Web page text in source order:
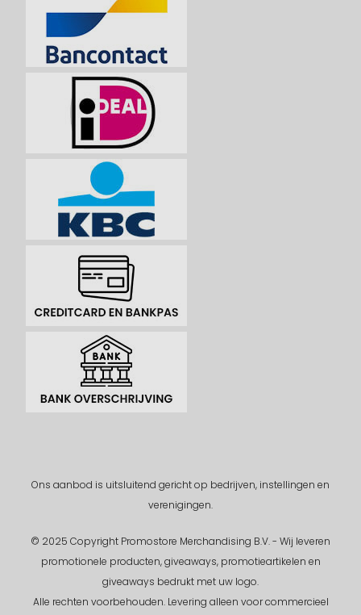
Ons aanbod is uitsluitend gericht op bedrijven, instellingen en
verenigingen.
© 2025 Copyright Promostore Merchandising B.V. - Wij leveren
promotionele producten, giveaways, promotieartikelen en
giveaways bedrukt met uw logo.
Alle rechten voorbehouden.Levering alleen voor commercieel